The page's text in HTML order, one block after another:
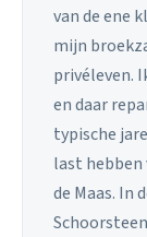
van de ene
mijn
privéleven.
en daar
typische
last hebben
de Maas. In